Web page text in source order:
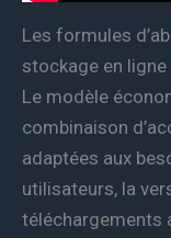
Les formules
stockage en
Le modèle
combinaison
adaptées aux
utilisateurs, la
téléchargements